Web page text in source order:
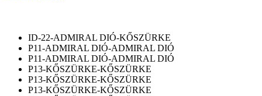
ID-22-ADMIRAL DIÓ-KŐSZÜRKE
P11-ADMIRAL DIÓ-ADMIRAL DIÓ
P11-ADMIRAL DIÓ-ADMIRAL DIÓ
P13-KŐSZÜRKE-KŐSZÜRKE
P13-KŐSZÜRKE-KŐSZÜRKE
P13-KŐSZÜRKE-KŐSZÜRKE